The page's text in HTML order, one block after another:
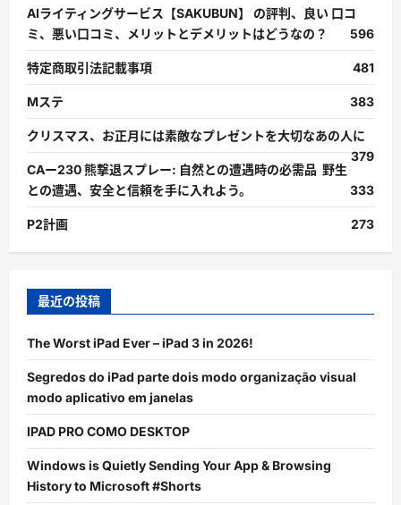
AIライティングサービス【SAKUBUN】 の評判、良い 口コ
ミ、悪い口コミ、メリットとデメリットはどうなの？
596
特定商取引法記載事項 481
Mステ 383
クリスマス、お正月には素敵なプレゼントを大切なあの人に
379
CAー230 熊撃退スプレー: 自然との遭遇時の必需品 野生
との遭遇、安全と信頼を手に入れよう。
333
P2計画 273
最近の投稿
The Worst iPad Ever – iPad 3 in 2026!
Segredos do iPad parte dois modo organização visual
modo aplicativo em janelas
IPAD PRO COMO DESKTOP
Windows is Quietly Sending Your App & Browsing
History to Microsoft #Shorts